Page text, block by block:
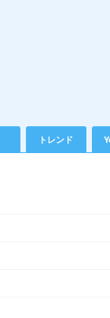
トレンド